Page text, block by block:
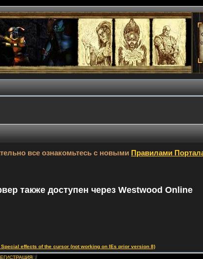
все ознакомьтесь с новыми Правилами
также доступен через Westwood Online
effects of the cursor (not working on IEs prior version 8)